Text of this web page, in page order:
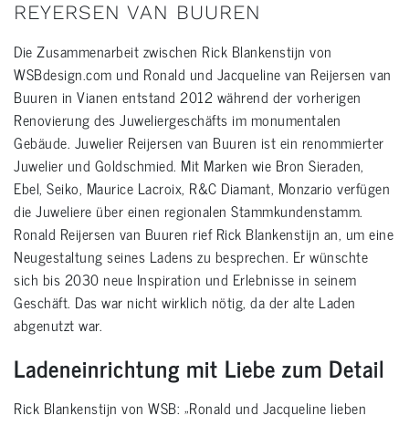
REYERSEN VAN BUUREN
Die Zusammenarbeit zwischen Rick Blankenstijn von
WSBdesign.com und Ronald und Jacqueline van Reijersen van
Buuren in Vianen entstand 2012 während der vorherigen
Renovierung des Juweliergeschäfts im monumentalen
Gebäude. Juwelier Reijersen van Buuren ist ein renommierter
Juwelier und Goldschmied. Mit Marken wie Bron Sieraden,
Ebel, Seiko, Maurice Lacroix, R&C Diamant, Monzario verfügen
die Juweliere über einen regionalen Stammkundenstamm.
Ronald Reijersen van Buuren rief Rick Blankenstijn an, um eine
Neugestaltung seines Ladens zu besprechen. Er wünschte
sich bis 2030 neue Inspiration und Erlebnisse in seinem
Geschäft. Das war nicht wirklich nötig, da der alte Laden
abgenutzt war.
Ladeneinrichtung mit Liebe zum Detail
Rick Blankenstijn von WSB: „Ronald und Jacqueline lieben